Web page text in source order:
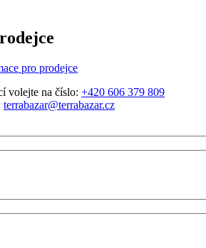
pro prodejce
volejte na číslo: +420 606 379 809
terrabazar@terrabazar.cz